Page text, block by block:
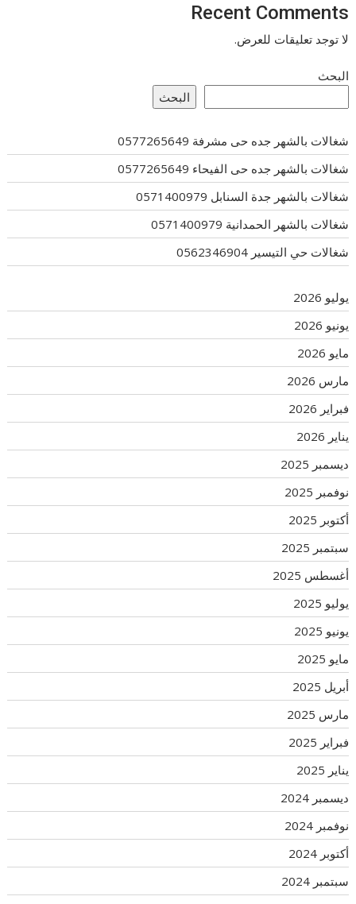
Recent Comments
لا توجد تعليقات للعرض.
البحث
البحث
شغالات بالشهر جده حى مشرفة 0577265649
شغالات بالشهر جده حى الفيحاء 0577265649
شغالات بالشهر جدة السنابل 0571400979
شغالات بالشهر الحمدانية 0571400979
شغالات حي التيسير 0562346904
يوليو 2026
يونيو 2026
مايو 2026
مارس 2026
فبراير 2026
يناير 2026
ديسمبر 2025
نوفمبر 2025
أكتوبر 2025
سبتمبر 2025
أغسطس 2025
يوليو 2025
يونيو 2025
مايو 2025
أبريل 2025
مارس 2025
فبراير 2025
يناير 2025
ديسمبر 2024
نوفمبر 2024
أكتوبر 2024
سبتمبر 2024